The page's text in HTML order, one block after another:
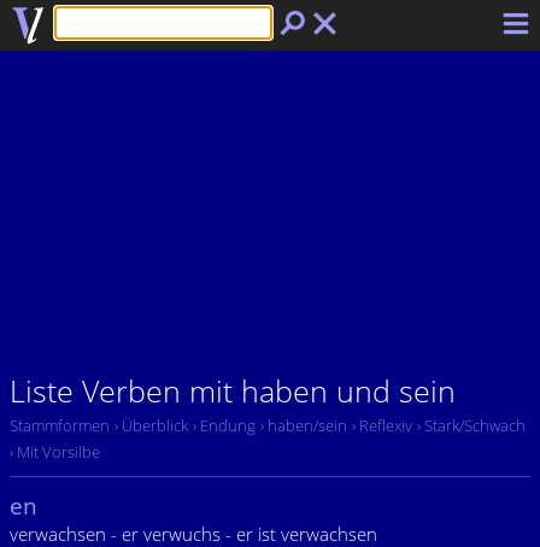
Liste Verben mit haben und sein
Stammformen › Überblick › Endung › haben/sein › Reflexiv › Stark/Schwach
› Mit Vorsilbe
en
verwachsen - er verwuchs - er ist verwachsen